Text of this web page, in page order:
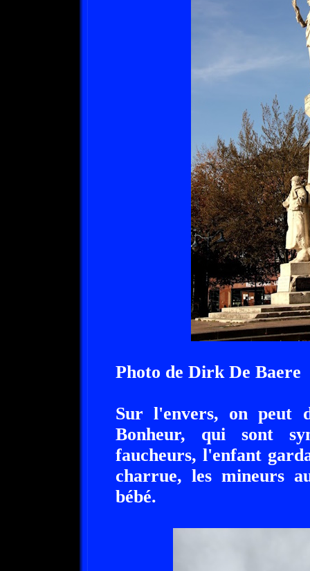
Photo de Dirk De Baere
Sur l'envers, on peut
Bonheur, qui sont
faucheurs, l'enfant
charrue, les mineurs
bébé.